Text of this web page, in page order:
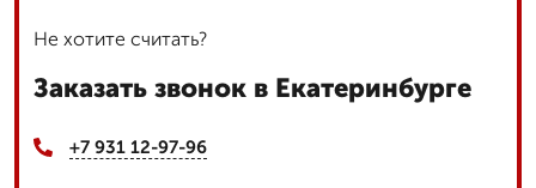
Не хотите считать?
Заказать звонок в Екатеринбурге
+7 931 12-97-96